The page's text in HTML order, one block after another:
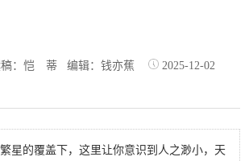
稿：恺 蒂 编辑：钱亦蕉
2025-12-02
星的覆盖下，这里让你意识到人之渺小，天